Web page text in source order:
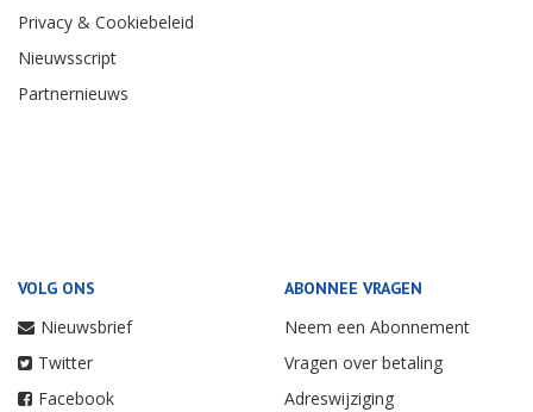
Privacy & Cookiebeleid
Nieuwsscript
Partnernieuws
VOLG ONS
Nieuwsbrief
Twitter
Facebook
ABONNEE VRAGEN
Neem een Abonnement
Vragen over betaling
Adreswijziging